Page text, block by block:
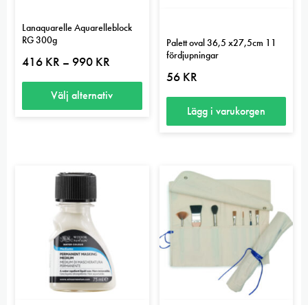
Lanaquarelle Aquarelleblock
RG 300g
416 KR – 990 KR
till
990 kr
Välj alternativ
varianter.
alternativen
Palett oval 36,5 x27,5cm 11
fördjupningar
56 KR
Lägg i varukorgen